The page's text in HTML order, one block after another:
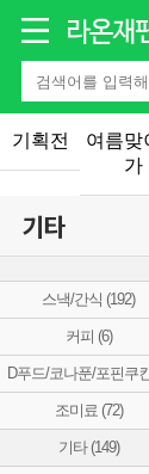
기획전
여름맞
가
기타
스낵/간식 (192)
커피 (6)
D푸드/코나푼/포핀쿠
조미료 (72)
기타 (149)